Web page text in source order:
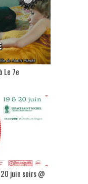
Le 7e
juin soirs @